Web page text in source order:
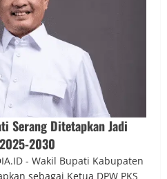
Serang Ditetapkan Jadi
2030
- Wakil Bupati Kabupaten
sebagai Ketua DPW PKS